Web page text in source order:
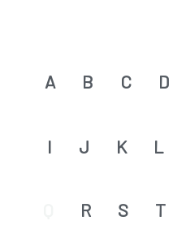
A B C D
I J K L
R S T